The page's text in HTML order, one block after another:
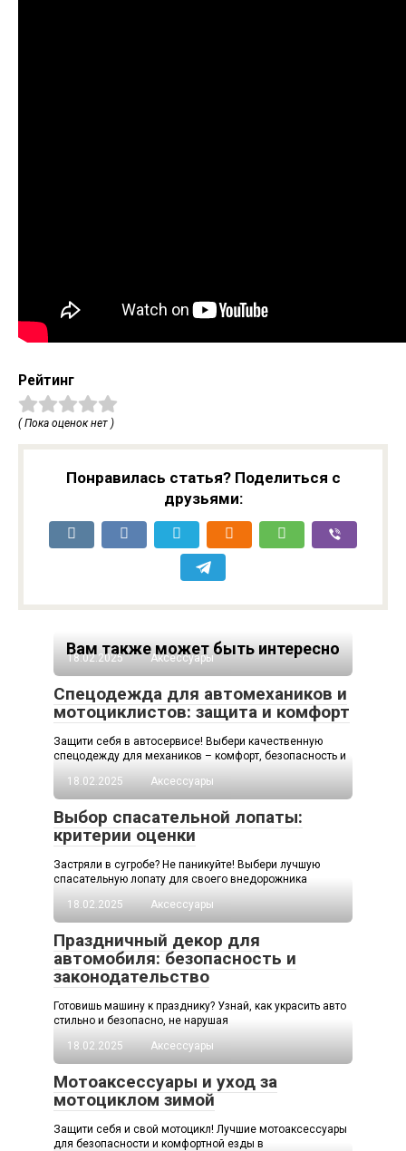
Рейтинг
( Пока оценок нет )
Понравилась статья? Поделиться с
друзьями:
Вам также может быть интересно
18.02.2025 Аксессуары
Спецодежда для автомехаников и
мотоциклистов: защита и комфорт
Защити себя в автосервисе! Выбери качественную
спецодежду для механиков – комфорт, безопасность и
18.02.2025
Аксессуары
Выбор спасательной лопаты:
критерии оценки
Застряли в сугробе? Не паникуйте! Выбери лучшую
спасательную лопату для своего внедорожника
18.02.2025
Аксессуары
Праздничный декор для
автомобиля: безопасность и
законодательство
Готовишь машину к празднику? Узнай, как украсить авто
стильно и безопасно, не нарушая
18.02.2025
Аксессуары
Мотоаксессуары и уход за
мотоциклом зимой
Защити себя и свой мотоцикл! Лучшие мотоаксессуары
для безопасности и комфортной езды в